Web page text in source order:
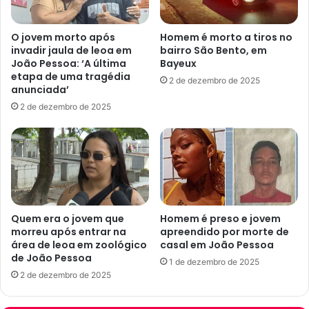
d
u
r
a
n
e
e
s
t
a
d
e
S
ã
o
J
s
d
e
n
z
e
a
m
e
n
t
o
a
r
O jovem morto após
invadir jaula de leoa em
João Pessoa: ‘A última
etapa de uma tragédia
anunciada’
2 de dezembro de 2025
Homem é morto a tiros no
bairro São Bento, em
Bayeux
2 de dezembro de 2025
Quem era o jovem que
morreu após entrar na
área de leoa em zoológico
de João Pessoa
2 de dezembro de 2025
Homem é preso e jovem
apreendido por morte de
casal em João Pessoa
1 de dezembro de 2025